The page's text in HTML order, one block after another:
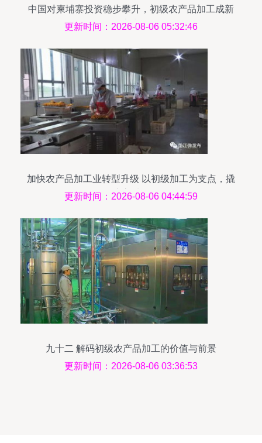
中国对柬埔寨投资稳步攀升，初级农产品加工成新
亮点
更新时间：2026-08-06 05:32:46
加快农产品加工业转型升级 以初级加工为支点，撬
动经济高质量发展
更新时间：2026-08-06 04:44:59
九十二 解码初级农产品加工的价值与前景
更新时间：2026-08-06 03:36:53